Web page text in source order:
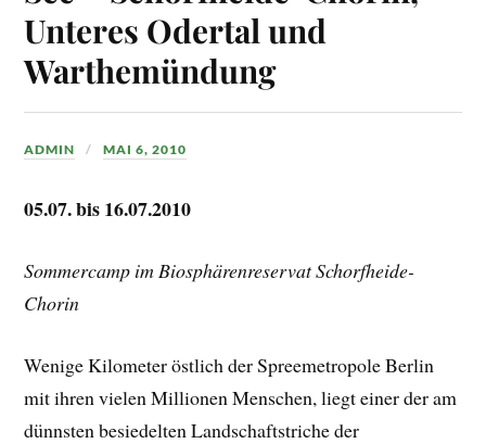
Unteres Odertal und
Warthemündung
ADMIN MAI 6, 2010
05.07. bis 16.07.2010
Sommercamp im Biosphärenreservat Schorfheide-
Chorin
Wenige Kilometer östlich der Spreemetropole Berlin
mit ihren vielen Millionen Menschen, liegt einer der am
dünnsten besiedelten Landschaftstriche der